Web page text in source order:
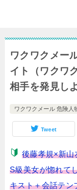
ワクワクメー
イト（ワクワ
相手を発見し
ワクワクメール 危険人
Tweet
後藤孝規×新
S級美女が惚れて
キスト＋会話テン